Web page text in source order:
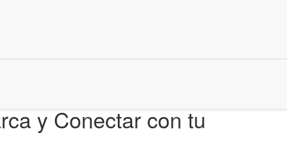
y Conectar con tu